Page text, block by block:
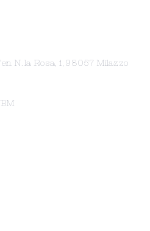
N. la Rosa, 1, 98057 Milazzo